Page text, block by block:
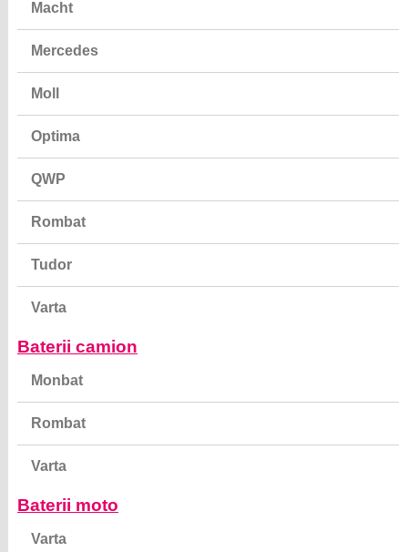
Baterii camion
Monbat
Baterii moto
Varta